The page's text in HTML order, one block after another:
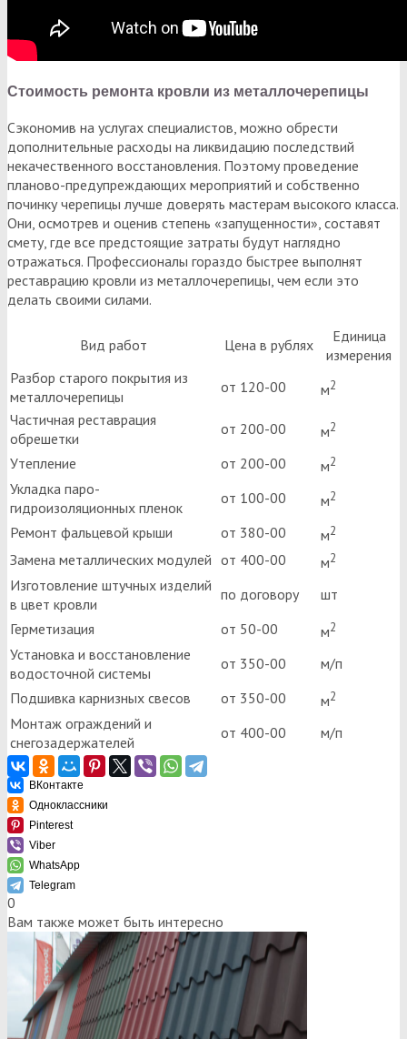
Стоимость ремонта кровли из металлочерепицы
Сэкономив на услугах специалистов, можно обрести
дополнительные расходы на ликвидацию последствий
некачественного восстановления. Поэтому проведение
планово-предупреждающих мероприятий и собственно
починку черепицы лучше доверять мастерам высокого класса.
Они, осмотрев и оценив степень «запущенности», составят
смету, где все предстоящие затраты будут наглядно
отражаться. Профессионалы гораздо быстрее выполнят
реставрацию кровли из металлочерепицы, чем если это
делать своими силами.
Вид работ Цена в рублях
Единица
измерения
Разбор старого покрытия из
металлочерепицы
от 120-00 м2
Частичная реставрация
обрешетки
от 200-00 м2
Утепление от 200-00 м2
Укладка паро-
гидроизоляционных пленок
от 100-00 м2
Ремонт фальцевой крыши от 380-00 м2
Замена металлических модулей от 400-00 м2
Изготовление штучных изделий
в цвет кровли
по договору
шт
Герметизация
от 50-00 м2
Установка и восстановление
водосточной системы
от 350-00
м/п
Подшивка карнизных свесов
от 350-00 м2
Монтаж ограждений и
снегозадержателей
от 400-00 м/п
ВКонтакте
Одноклассники
Pinterest
Viber
WhatsApp
Telegram
0
Вам также может быть интересно